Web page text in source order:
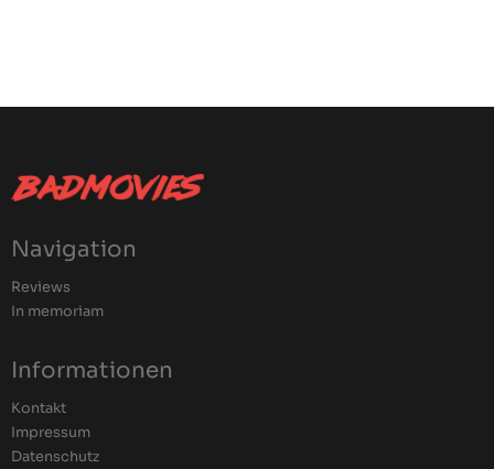
Navigation
Reviews
In memoriam
Informationen
Kontakt
Impressum
Datenschutz